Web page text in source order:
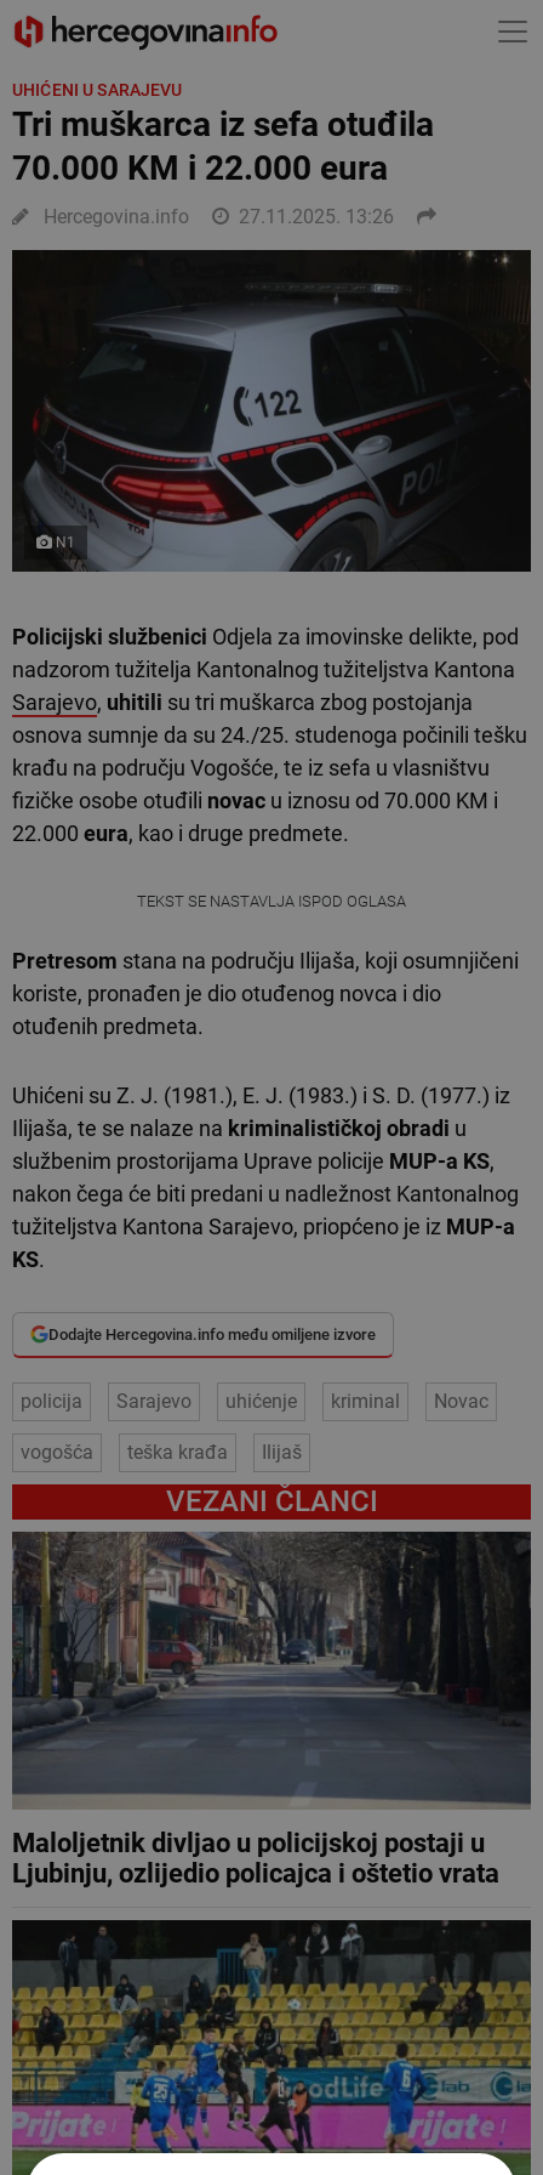
UHIĆENI U SARAJEVU
Tri muškarca iz sefa otuđila
70.000 KM i 22.000 eura
Hercegovina.info 27.11.2025. 13:26
N1
Policijski službenici Odjela za imovinske delikte, pod
nadzorom tužitelja Kantonalnog tužiteljstva Kantona
Sarajevo, uhitili su tri muškarca zbog postojanja
osnova sumnje da su 24./25. studenoga počinili tešku
krađu na području Vogošće, te iz sefa u vlasništvu
fizičke osobe otuđili novac u iznosu od 70.000 KM i
22.000 eura, kao i druge predmete.
TEKST SE NASTAVLJA ISPOD OGLASA
Pretresom stana na području Ilijaša, koji osumnjičeni
koriste, pronađen je dio otuđenog novca i dio
otuđenih predmeta.
Uhićeni su Z. J. (1981.), E. J. (1983.) i S. D. (1977.) iz
Ilijaša, te se nalaze na kriminalističkoj obradi u
službenim prostorijama Uprave policije MUP-a KS,
nakon čega će biti predani u nadležnost Kantonalnog
tužiteljstva Kantona Sarajevo, priopćeno je iz MUP-a
KS.
Dodajte Hercegovina.info među omiljene izvore
policija Sarajevo uhićenje kriminal Novac
vogošća teška krađa Ilijaš
VEZANI ČLANCI
Maloljetnik divljao u policijskoj postaji u
Ljubinju, ozlijedio policajca i oštetio vrata